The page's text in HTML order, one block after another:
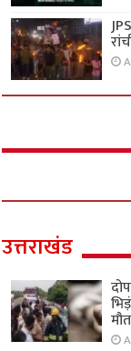
उत्तराखंड
मौत